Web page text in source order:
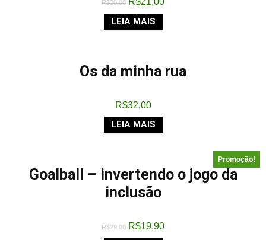
R$30,00
LEIA MAIS
Os da minha rua
R$32,00
LEIA MAIS
Promoção!
Goalball – invertendo o jogo da
inclusão
R$29,00 R$19,90